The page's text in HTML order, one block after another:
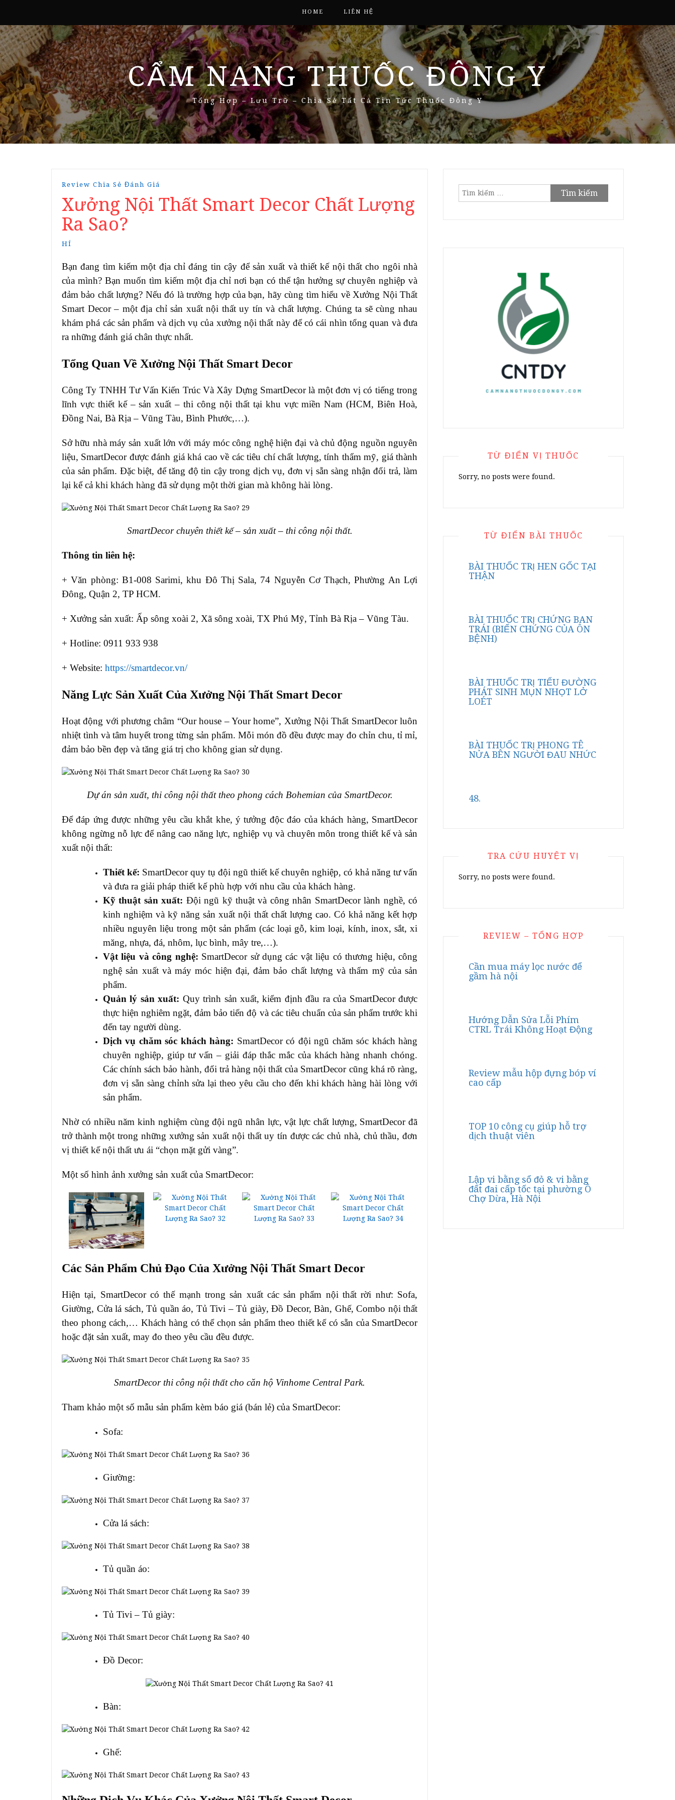
HOME LIÊN HỆ
CẨM NANG THUỐC ĐÔNG Y
Tổng Hợp – Lưu Trữ – Chia Sẻ Tất Cả Tin Tức Thuốc Đông Y
Review Chia Sẻ Đánh Giá
Xưởng Nội Thất Smart Decor Chất Lượng
Ra Sao?
HÍ
Bạn đang tìm kiếm một địa chỉ đáng tin cậy để sản xuất và thiết kế nội thất cho ngôi nhà
của mình? Bạn muốn tìm kiếm một địa chỉ nơi bạn có thể tận hưởng sự chuyên nghiệp và
đảm bảo chất lượng? Nếu đó là trường hợp của bạn, hãy cùng tìm hiểu về Xưởng Nội Thất
Smart Decor – một địa chỉ sản xuất nội thất uy tín và chất lượng. Chúng ta sẽ cùng nhau
khám phá các sản phẩm và dịch vụ của xưởng nội thất này để có cái nhìn tổng quan và đưa
ra những đánh giá chân thực nhất.
Tổng Quan Về Xưởng Nội Thất Smart Decor
Công Ty TNHH Tư Vấn Kiến Trúc Và Xây Dựng SmartDecor là một đơn vị có tiếng trong
lĩnh vực thiết kế – sản xuất – thi công nội thất tại khu vực miền Nam (HCM, Biên Hoà,
Đồng Nai, Bà Rịa – Vũng Tàu, Bình Phước,…).
Sở hữu nhà máy sản xuất lớn với máy móc công nghệ hiện đại và chủ động nguồn nguyên
liệu, SmartDecor được đánh giá khá cao về các tiêu chí chất lượng, tính thẩm mỹ, giá thành
của sản phẩm. Đặc biệt, để tăng độ tin cậy trong dịch vụ, đơn vị sẵn sàng nhận đổi trả, làm
lại kể cả khi khách hàng đã sử dụng một thời gian mà không hài lòng.
SmartDecor chuyên thiết kế – sản xuất – thi công nội thất.
Thông tin liên hệ:
+ Văn phòng: B1-008 Sarimi, khu Đô Thị Sala, 74 Nguyễn Cơ Thạch, Phường An Lợi
Đông, Quận 2, TP HCM.
+ Xưởng sản xuất: Ấp sông xoài 2, Xã sông xoài, TX Phú Mỹ, Tỉnh Bà Rịa – Vũng Tàu.
+ Hotline: 0911 933 938
+ Website: https://smartdecor.vn/
Năng Lực Sản Xuất Của Xưởng Nội Thất Smart Decor
Hoạt động với phương châm “Our house – Your home”, Xưởng Nội Thất SmartDecor luôn
nhiệt tình và tâm huyết trong từng sản phẩm. Mỗi món đồ đều được may đo chỉn chu, tỉ mỉ,
đảm bảo bền đẹp và tăng giá trị cho không gian sử dụng.
Dự án sản xuất, thi công nội thất theo phong cách Bohemian của SmartDecor.
Để đáp ứng được những yêu cầu khắt khe, ý tưởng độc đáo của khách hàng, SmartDecor
không ngừng nỗ lực để nâng cao năng lực, nghiệp vụ và chuyên môn trong thiết kế và sản
xuất nội thất:
Thiết kế: SmartDecor quy tụ đội ngũ thiết kế chuyên nghiệp, có khả năng tư vấn
và đưa ra giải pháp thiết kế phù hợp với nhu cầu của khách hàng.
Kỹ thuật sản xuất: Đội ngũ kỹ thuật và công nhân SmartDecor lành nghề, có
kinh nghiệm và kỹ năng sản xuất nội thất chất lượng cao. Có khả năng kết hợp
nhiều nguyên liệu trong một sản phẩm (các loại gỗ, kim loại, kính, inox, sắt, xi
măng, nhựa, đá, nhôm, lục bình, mây tre,…).
Vật liệu và công nghệ: SmartDecor sử dụng các vật liệu có thương hiệu, công
nghệ sản xuất và máy móc hiện đại, đảm bảo chất lượng và thẩm mỹ của sản
phẩm.
Quản lý sản xuất: Quy trình sản xuất, kiểm định đầu ra của SmartDecor được
thực hiện nghiêm ngặt, đảm bảo tiến độ và các tiêu chuẩn của sản phẩm trước khi
đến tay người dùng.
Dịch vụ chăm sóc khách hàng: SmartDecor có đội ngũ chăm sóc khách hàng
chuyên nghiệp, giúp tư vấn – giải đáp thắc mắc của khách hàng nhanh chóng.
Các chính sách bảo hành, đổi trả hàng nội thất của SmartDecor cũng khá rõ ràng,
đơn vị sẵn sàng chỉnh sửa lại theo yêu cầu cho đến khi khách hàng hài lòng với
sản phẩm.
Nhờ có nhiều năm kinh nghiệm cùng đội ngũ nhân lực, vật lực chất lượng, SmartDecor đã
trở thành một trong những xưởng sản xuất nội thất uy tín được các chủ nhà, chủ thầu, đơn
vị thiết kế nội thất ưu ái “chọn mặt gửi vàng”.
Một số hình ảnh xưởng sản xuất của SmartDecor:
Các Sản Phẩm Chủ Đạo Của Xưởng Nội Thất Smart Decor
Hiện tại, SmartDecor có thế mạnh trong sản xuất các sản phẩm nội thất rời như: Sofa,
Giường, Cửa lá sách, Tủ quần áo, Tủ Tivi – Tủ giày, Đồ Decor, Bàn, Ghế, Combo nội thất
theo phong cách,… Khách hàng có thể chọn sản phẩm theo thiết kế có sẵn của SmartDecor
hoặc đặt sản xuất, may đo theo yêu cầu đều được.
SmartDecor thi công nội thất cho căn hộ Vinhome Central Park.
Tham khảo một số mẫu sản phẩm kèm báo giá (bán lẻ) của SmartDecor:
Sofa:
Giường:
Cửa lá sách:
Tủ quần áo:
Tủ Tivi – Tủ giày:
Đồ Decor:
Bàn:
Ghế:
Tìm
TỪ ĐIỂN VỊ THUỐC
Sorry, no posts were found.
TỪ ĐIỂN BÀI THUỐC
BÀI THUỐC TRỊ HEN GỐC TẠI
THẬN
BÀI THUỐC TRỊ CHỨNG BAN
TRÁI (BIẾN CHỨNG CỦA ÔN
BỆNH)
BÀI THUỐC TRỊ TIỂU ĐƯỜNG
PHÁT SINH MỤN NHỌT LỞ
LOÉT
BÀI THUỐC TRỊ PHONG TÊ
NỬA BÊN NGƯỜI ĐAU NHỨC
48.
TRA CỨU HUYỆT VỊ
Sorry, no posts were found.
REVIEW – TỔNG HỢP
Cần mua máy lọc nước để
gầm hà nội
Hướng Dẫn Sửa Lỗi Phím
CTRL Trái Không Hoạt Động
Review mẫu hộp đựng bóp ví
cao cấp
TOP 10 công cụ giúp hỗ trợ
dịch thuật viên
Lập vi bằng sổ đỏ & vi bằng
đất đai cấp tốc tại phường Ô
Chợ Dừa, Hà Nội